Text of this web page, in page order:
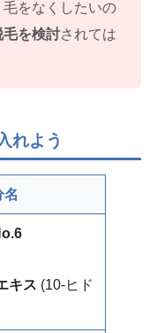
をなくしたいの
毛を検討されては
れよう
名
キス (10-ヒド